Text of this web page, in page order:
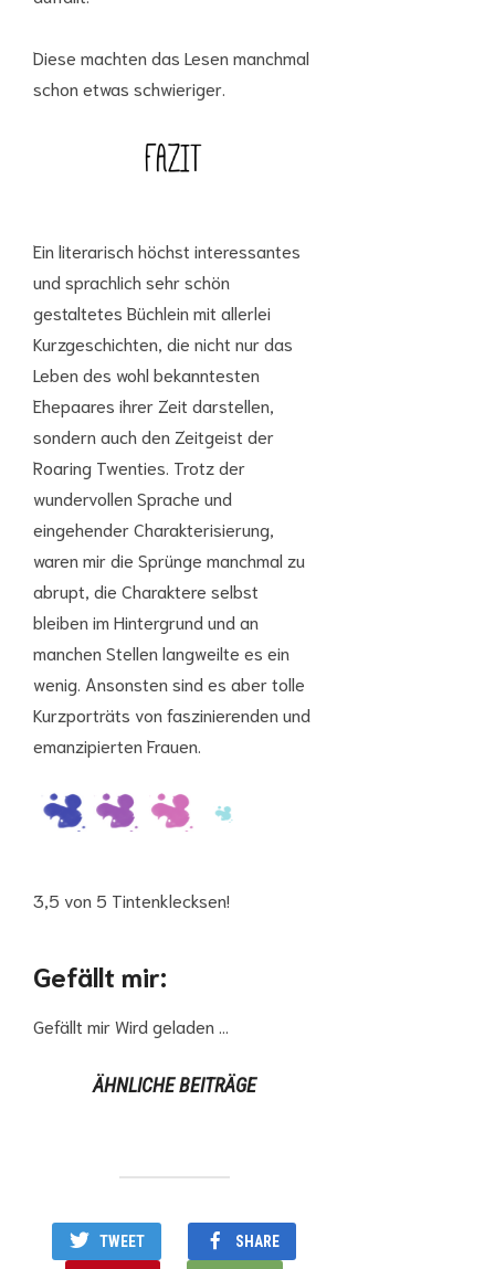
Diese machten das Lesen manchmal
schon etwas schwieriger.
Ein literarisch höchst interessantes
und sprachlich sehr schön
gestaltetes Büchlein mit allerlei
Kurzgeschichten, die nicht nur das
Leben des wohl bekanntesten
Ehepaares ihrer Zeit darstellen,
sondern auch den Zeitgeist der
Roaring Twenties. Trotz der
wundervollen Sprache und
eingehender Charakterisierung,
waren mir die Sprünge manchmal zu
abrupt, die Charaktere selbst
bleiben im Hintergrund und an
manchen Stellen langweilte es ein
wenig. Ansonsten sind es aber tolle
Kurzporträts von faszinierenden und
emanzipierten Frauen.
3,5 von 5 Tintenklecksen!
Gefällt mir:
Gefällt mirWird geladen …
ÄHNLICHE BEITRÄGE
TWEET SHARE